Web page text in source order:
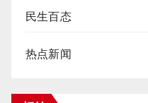
民生百态
热点新闻